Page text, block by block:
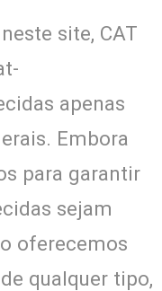
site, CAT
apenas
Embora
para garantir
sejam
oferecemos
qualquer tipo,